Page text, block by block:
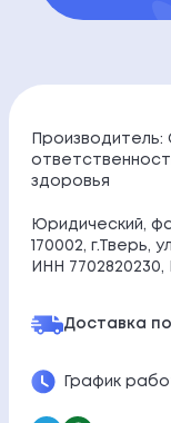
здоровья
Юридический,
170002, г.Тверь,
ИНН 7702820230,
Доставка по
График